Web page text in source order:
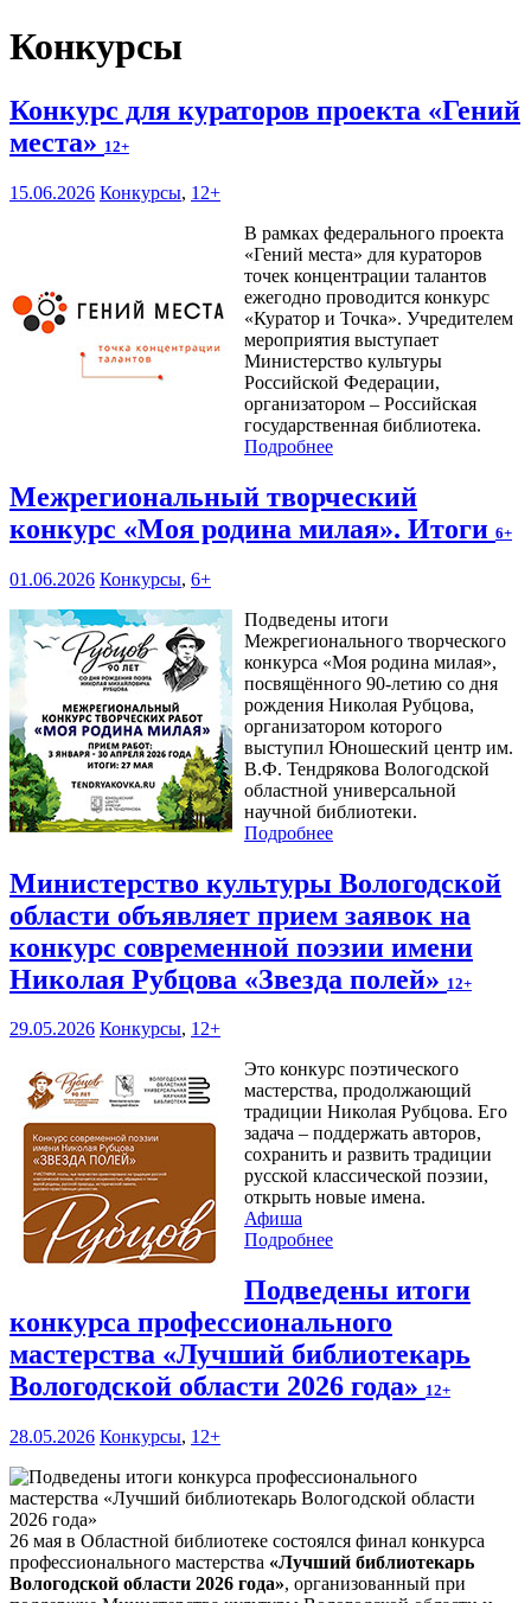
Конкурсы
Конкурс для кураторов проекта «Гений
места» 12+
15.06.2026 Конкурсы, 12+
В рамках федерального проекта
«Гений места» для кураторов
точек концентрации талантов
ежегодно проводится конкурс
«Куратор и Точка». Учредителем
мероприятия выступает
Министерство культуры
Российской Федерации,
организатором – Российская
государственная библиотека.
Подробнее
Межрегиональный творческий
конкурс «Моя родина милая». Итоги 6+
01.06.2026 Конкурсы, 6+
Подведены итоги
Межрегионального творческого
конкурса «Моя родина милая»,
посвящённого 90-летию со дня
рождения Николая Рубцова,
организатором которого
выступил Юношеский центр им.
В.Ф. Тендрякова Вологодской
областной универсальной
научной библиотеки.
Подробнее
Министерство культуры Вологодской
области объявляет прием заявок на
конкурс современной поэзии имени
Николая Рубцова «Звезда полей» 12+
29.05.2026 Конкурсы, 12+
Это конкурс поэтического
мастерства, продолжающий
традиции Николая Рубцова. Его
задача – поддержать авторов,
сохранить и развить традиции
русской классической поэзии,
открыть новые имена.
Афиша
Подробнее
Подведены итоги
конкурса профессионального
мастерства «Лучший библиотекарь
Вологодской области 2026 года» 12+
28.05.2026 Конкурсы, 12+
26 мая в Областной библиотеке состоялся финал конкурса
профессионального мастерства «Лучший библиотекарь
Вологодской области 2026 года», организованный при